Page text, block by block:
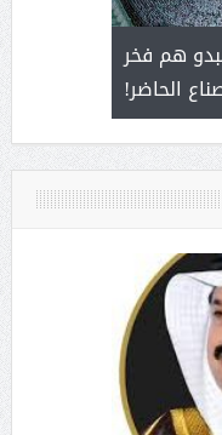
سلمان
هم فخر
الحاضر!